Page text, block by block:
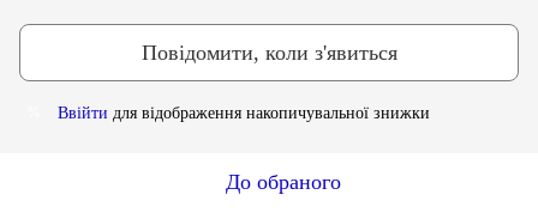
Повідомити, коли з'явиться
Ввійти для відображення накопичувальної знижки
До обраного